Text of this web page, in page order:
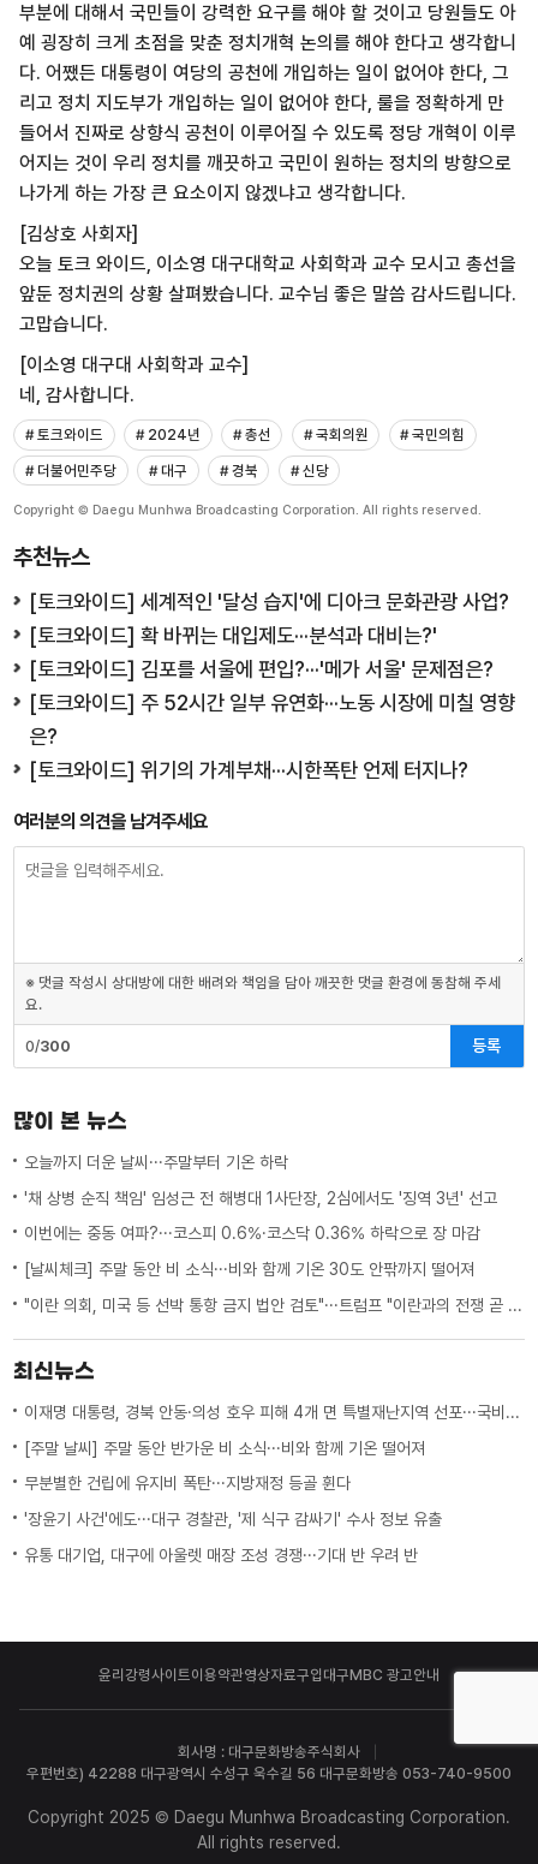
부분에 대해서 국민들이 강력한 요구를 해야 할 것이고 당원들도 아
예 굉장히 크게 초점을 맞춘 정치개혁 논의를 해야 한다고 생각합니
다. 어쨌든 대통령이 여당의 공천에 개입하는 일이 없어야 한다, 그
리고 정치 지도부가 개입하는 일이 없어야 한다, 룰을 정확하게 만
들어서 진짜로 상향식 공천이 이루어질 수 있도록 정당 개혁이 이루
어지는 것이 우리 정치를 깨끗하고 국민이 원하는 정치의 방향으로
나가게 하는 가장 큰 요소이지 않겠냐고 생각합니다.
[김상호 사회자]
오늘 토크 와이드, 이소영 대구대학교 사회학과 교수 모시고 총선을
앞둔 정치권의 상황 살펴봤습니다. 교수님 좋은 말씀 감사드립니다.
고맙습니다.
[이소영 대구대 사회학과 교수]
네, 감사합니다.
# 토크와이드 # 2024년 # 총선 # 국회의원
# 국민의힘
# 더불어민주당
# 대구 # 경북 # 신당
Copyright © Daegu Munhwa Broadcasting Corporation. All rights reserved.
추천뉴스
[토크와이드] 세계적인 '달성 습지'에 디아크 문화관광 사업?
[토크와이드] 확 바뀌는 대입제도···분석과 대비는?'
[토크와이드] 김포를 서울에 편입?···'메가 서울' 문제점은?
[토크와이드] 주 52시간 일부 유연화···노동 시장에 미칠 영향
은?
[토크와이드] 위기의 가계부채···시한폭탄 언제 터지나?
여러분의 의견을 남겨주세요
※ 댓글 작성시 상대방에 대한 배려와 책임을 담아 깨끗한 댓글 환경에 동참해 주세
요.
0/300 등록
많이 본 뉴스
오늘까지 더운 날씨···주말부터 기온 하락
'채 상병 순직 책임' 임성근 전 해병대 1사단장, 2심에서도 '징역 3년' 선고
이번에는 중동 여파?···코스피 0.6%·코스닥 0.36% 하락으로 장 마감
[날씨체크] 주말 동안 비 소식···비와 함께 기온 30도 안팎까지 떨어져
"이란 의회, 미국 등 선박 통항 금지 법안 검토"···트럼프 "이란과의 전쟁 곧 끝나"
최신뉴스
이재명 대통령, 경북 안동·의성 호우 피해 4개 면 특별재난지역 선포···국비 추가 지원
[주말 날씨] 주말 동안 반가운 비 소식···비와 함께 기온 떨어져
무분별한 건립에 유지비 폭탄···지방재정 등골 휜다
'장윤기 사건'에도···대구 경찰관, '제 식구 감싸기' 수사 정보 유출
유통 대기업, 대구에 아울렛 매장 조성 경쟁···기대 반 우려 반
윤리강령사이트이용약관영상자료구입 대구MBC 광고안내
회사명 : 대구문화방송주식회사
우편번호) 42288 대구광역시 수성구 욱수길 56 대구문화방송 053-740-9500
Copyright 2025 © Daegu Munhwa Broadcasting Corporation.
All rights reserved.